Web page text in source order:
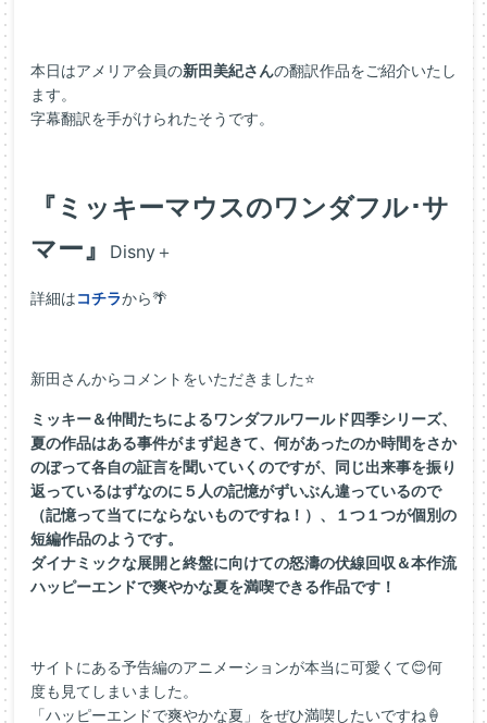
本日はアメリア会員の新田美紀さんの翻訳作品をご紹介いたし
ます。
字幕翻訳を手がけられたそうです。
『ミッキーマウスのワンダフル･サ
マー』
Disny＋
詳細はコチラから🌴
新田さんからコメントをいただきました⭐
ミッキー＆仲間たちによるワンダフルワールド四季シリーズ、
夏の作品はある事件がまず起きて、何があったのか時間をさか
のぼって各自の証言を聞いていくのですが、同じ出来事を振り
返っているはずなのに５人の記憶がずいぶん違っているので
（記憶って当てにならないものですね！）、１つ１つが個別の
短編作品のようです。
ダイナミックな展開と終盤に向けての怒濤の伏線回収＆本作流
ハッピーエンドで爽やかな夏を満喫できる作品です！
サイトにある予告編のアニメーションが本当に可愛くて😊何
度も見てしまいました。
「ハッピーエンドで爽やかな夏」をぜひ満喫したいですね🍦